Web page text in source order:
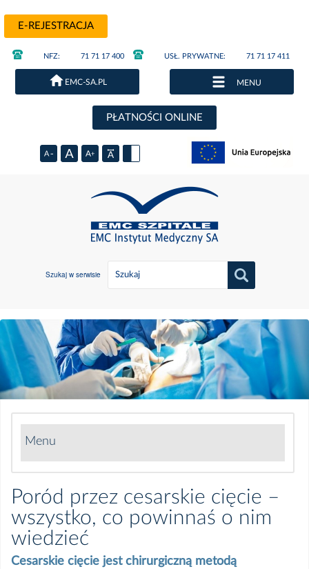
E-REJESTRACJA
NFZ: 71 71 17 400 USŁ. PRYWATNE: 71 71 17 411
EMC-SA.PL MENU
PŁATNOŚCI ONLINE
Szukaj w serwisie
Menu
Co zabrać do szpitala
Przygotowanie do badań i zabiegów
Poród przez cesarskie cięcie –
wszystko, co powinnaś o nim
wiedzieć
Cesarskie cięcie jest chirurgiczną metodą